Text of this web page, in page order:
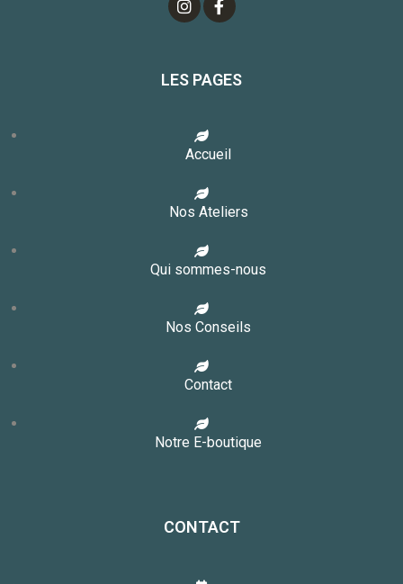
LES PAGES
Accueil
Nos Ateliers
Qui sommes-nous
Nos Conseils
Contact
Notre E-boutique
CONTACT